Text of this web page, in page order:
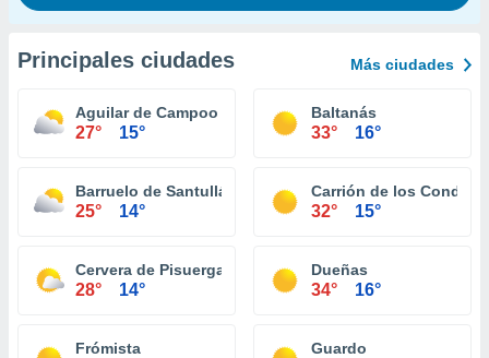
Principales ciudades Más ciudades
Aguilar de Campoo
27° 15°
Baltanás
33° 16°
Barruelo de Santullán
25° 14°
Carrión de los Condes
32° 15°
Cervera de Pisuerga
28° 14°
Dueñas
34° 16°
Frómista Guardo